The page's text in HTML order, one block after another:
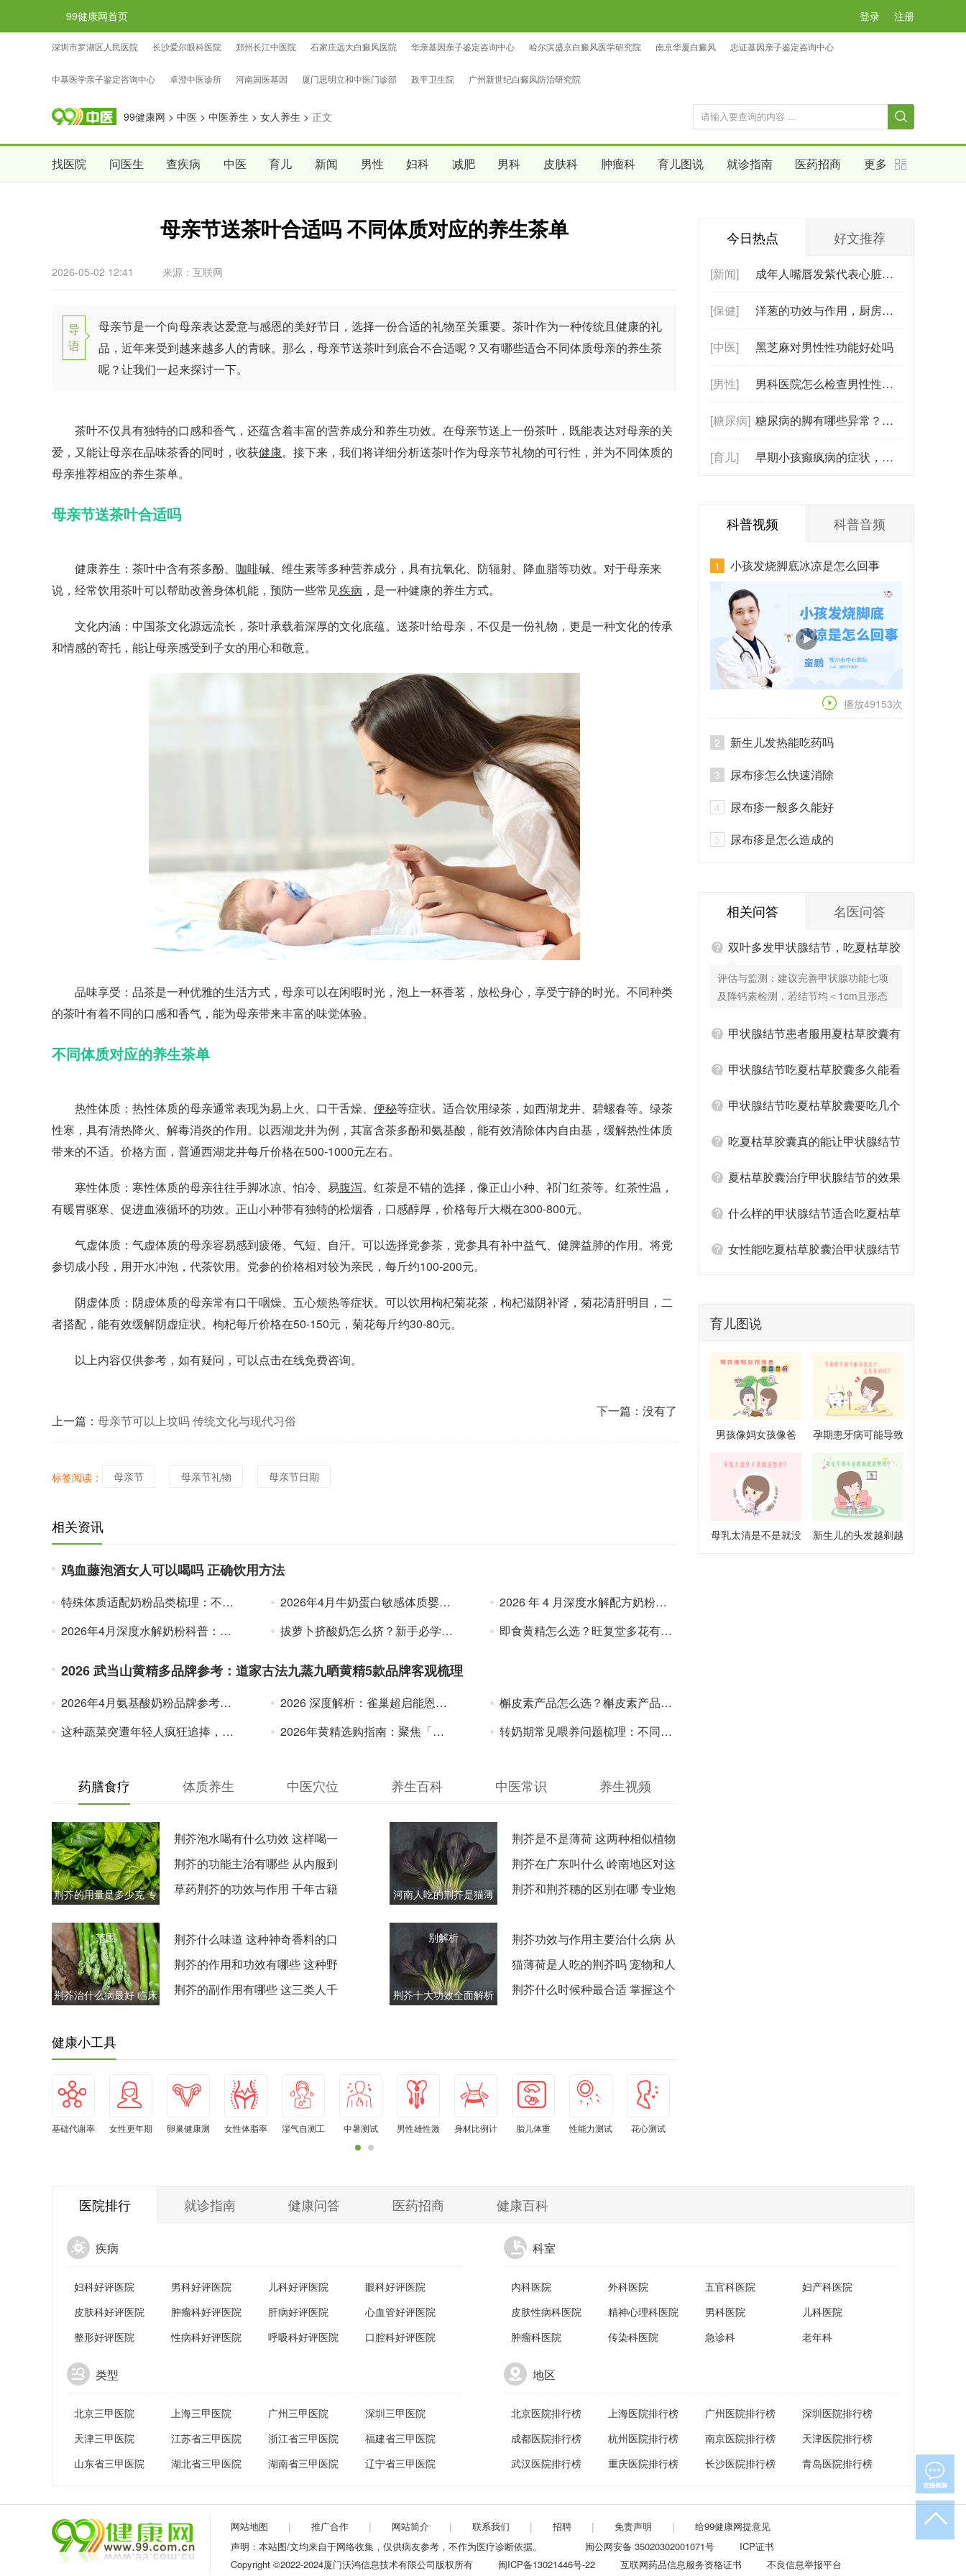
99健康网首页 登录 注册
深圳市罗湖区人民医院 长沙爱尔眼科医院 郑州长江中医院 石家庄远大白癜风医院 华亲基因亲子鉴定咨询中心 哈尔滨盛京白癜风医学研究院 南京华厦白癜风
忠证基因亲子鉴定咨询中心
中基医学亲子鉴定咨询中心
卓澄中医诊所 河南国医基因 厦门思明立和中医门诊部 政平卫生院 广州新世纪白癜风防治研究院
99健康网 > 中医 > 中医养生 > 女人养生 > 正文
找医院 问医生 查疾病 中医 育儿 新闻 男性 妇科 减肥 男科 皮肤科 肿瘤科 育儿图说 就诊指南 医药招商 更多
母亲节送茶叶合适吗 不同体质对应的养生茶单
2026-05-02 12:41 来源：互联网
导
语
母亲节是一个向母亲表达爱意与感恩的美好节日，选择一份合适的礼物至关重要。茶叶作为一种传统且健康的礼
品，近年来受到越来越多人的青睐。那么，母亲节送茶叶到底合不合适呢？又有哪些适合不同体质母亲的养生茶
呢？让我们一起来探讨一下。
茶叶不仅具有独特的口感和香气，还蕴含着丰富的营养成分和养生功效。在母亲节送上一份茶叶，既能表达对母亲的关
爱，又能让母亲在品味茶香的同时，收获健康。接下来，我们将详细分析送茶叶作为母亲节礼物的可行性，并为不同体质的
母亲推荐相应的养生茶单。
母亲节送茶叶合适吗
健康养生：茶叶中含有茶多酚、 咖啡碱、维生素等多种营养成分，具有抗氧化、防辐射、降血脂等功效。对于母亲来
说，经常饮用茶叶可以帮助改善身体机能，预防一些常见疾病 ，是一种健康的养生方式。
文化内涵：中国茶文化源远流长，茶叶承载着深厚的文化底蕴。送茶叶给母亲，不仅是一份礼物，更是一种文化的传承
和情感的寄托，能让母亲感受到子女的用心和敬意。
品味享受：品茶是一种优雅的生活方式，母亲可以在闲暇时光，泡上一杯香茗，放松身心，享受宁静的时光。不同种类
的茶叶有着不同的口感和香气，能为母亲带来丰富的味觉体验。
不同体质对应的养生茶单
热性体质：热性体质的母亲通常表现为易上火、口干舌燥、 便秘等症状。适合饮用绿茶，如西湖龙井、碧螺春等。绿茶
性寒，具有清热降火、解毒消炎的作用。以西湖龙井为例，其富含茶多酚和氨基酸，能有效清除体内自由基，缓解热性体质
带来的不适。价格方面，普通西湖龙井每斤价格在500-1000元左右。
寒性体质：寒性体质的母亲往往手脚冰凉、怕冷、易腹泻。红茶是不错的选择，像正山小种、祁门红茶等。红茶性温，
有暖胃驱寒、促进血液循环的功效。正山小种带有独特的松烟香，口感醇厚，价格每斤大概在300-800元。
气虚体质：气虚体质的母亲容易感到疲倦、气短、自汗。可以选择党参茶，党参具有补中益气、健脾益肺的作用。将党
参切成小段，用开水冲泡，代茶饮用。党参的价格相对较为亲民，每斤约100-200元。
阴虚体质：阴虚体质的母亲常有口干咽燥、五心烦热等症状。可以饮用枸杞菊花茶，枸杞滋阴补肾，菊花清肝明目，二
者搭配，能有效缓解阴虚症状。枸杞每斤价格在50-150元，菊花每斤约30-80元。
以上内容仅供参考，如有疑问，可以点击在线免费咨询。
上一篇： 母亲节可以上坟吗 传统文化与现代习俗
下一篇：没有了
标签阅读： 母亲节 母亲节礼物 母亲节日期
相关资讯
鸡血藤泡酒女人可以喝吗 正确饮用方法
特殊体质适配奶粉品类梳理：不同配方喂养特点客观参考 2026年4月牛奶蛋白敏感体质婴幼儿配方奶粉选购参考
2026 年 4 月深度水解配方奶粉选购参考：产品特点整理
2026年4月深度水解奶粉科普：牛奶蛋白过敏宝宝饮食管理信息参考
拔萝卜挤酸奶怎么挤？新手必学的3种正确手法 即食黄精怎么选？旺复堂多花有机即食黄精：日常养生食材参考
2026 武当山黄精多品牌参考：道家古法九蒸九晒黄精5款品牌客观梳理
2026年4月氨基酸奶粉品牌参考：牛奶蛋白敏感体质宝宝奶粉怎么选？ 2026 深度解析：雀巢超启能恩适度水解奶粉产品特点客观梳理
槲皮素产品怎么选？槲皮素产品参考：多配方适配不同需求人群
这种蔬菜突遭年轻人疯狂追捧，但需警惕“健康营销”背后的糖陷阱
2026年黄精选购指南：聚焦「九蒸九晒黄精选购要点」的科学参考 转奶期常见喂养问题梳理：不同体质奶粉挑选基础参考
药膳食疗 体质养生 中医穴位 养生百科 中医常识 养生视频
荆芥的用量是多少克 专
范围
荆芥泡水喝有什么功效 这样喝一
周改善五种身体问题
荆芥的功能主治有哪些 从内服到
外用的全面指南
草药荆芥的功效与作用 千年古籍
河南人吃的荆芥是猫薄
别解析
荆芥是不是薄荷 这两种相似植物
的六大区分特征
荆芥在广东叫什么 岭南地区对这
种香料的特别称谓
荆芥和荆芥穗的区别在哪 专业炮
荆芥治什么病最好 临床
效
荆芥什么味道 这种神奇香料的口
感竟有五个层次
荆芥的作用和功效有哪些 这种野
菜竟含九种活性成分
荆芥的副作用有哪些 这三类人千
荆芥十大功效全面解析
荆芥功效与作用主要治什么病 从
古籍到现代的全面验证
猫薄荷是人吃的荆芥吗 宠物和人
类食用品种大不同
荆芥什么时候种最合适 掌握这个
健康小工具
基础代谢率
女性更年期
卵巢健康测
女性体脂率
湿气自测工
中暑测试
男性雄性激
身材比例计
胎儿体重 性能力测试 花心测试
今日热点 好文推荐
[新闻] 成年人嘴唇发紫代表心脏不好？不一定！
[保健] 洋葱的功效与作用，厨房常见食材的养生奥秘
[中医] 黑芝麻对男性性功能好处吗
[男性] 男科医院怎么检查男性性功能？（涉及前列腺与激素水平检测）
[糖尿病] 糖尿病的脚有哪些异常？麻木、发凉、发黑，这些信号别忽视！
[育儿] 早期小孩癫疯病的症状，癫痫早期识别信号
科普视频 科普音频
1 小孩发烧脚底冰凉是怎么回事
播放49153次
2 新生儿发热能吃药吗
3 尿布疹怎么快速消除
4 尿布疹一般多久能好
5 尿布疹是怎么造成的
相关问答 名医问答
双叶多发甲状腺结节，吃夏枯草胶
囊有辅助效果吗？
评估与监测：建议完善甲状腺功能七项
及降钙素检测，若结节均＜1cm且形态
察，无需过度干预。 夏枯草胶囊的应用
怒、口苦、颈部灼热感），夏枯草胶囊
显示，夏枯草胶囊联合生活方式调整，
服用期间忌食辛辣油腻，疗程建议3个月
可与西药如硒酵母片（调节甲状腺免
者）配合使用，但需遵医嘱错开服药时
他散结类中成药叠加服用，以免药效冲
切勿依赖单一药物调理。
甲状腺结节患者服用夏枯草胶囊有
哪些禁忌
甲状腺结节吃夏枯草胶囊多久能看
到结节缩小
甲状腺结节吃夏枯草胶囊要吃几个
疗程吃夏枯草胶囊真的能让甲状腺结节
变小吗夏枯草胶囊治疗甲状腺结节的效果
怎么样什么样的甲状腺结节适合吃夏枯草
胶囊女性能吃夏枯草胶囊治甲状腺结节
育儿图说
男孩像妈女孩像爸
孕期患牙病可能导致
流产是真的吗
母乳太清是不是就没
新生儿的头发越剃越
医院排行 就诊指南 健康问答 医药招商 健康百科
疾病
妇科好评医院 男科好评医院 儿科好评医院
眼科好评医院
皮肤科好评医院
肿瘤科好评医院 肝病好评医院
心血管好评医院
整形好评医院
性病科好评医院 呼吸科好评医院 口腔科好评医院
科室
内科医院 外科医院 五官科医院
妇产科医院
皮肤性病科医院
精神心理科医院 男科医院
儿科医院
肿瘤科医院
传染科医院 急诊科 老年科
类型
北京三甲医院 上海三甲医院 广州三甲医院
深圳三甲医院
天津三甲医院
江苏省三甲医院 浙江省三甲医院
福建省三甲医院
山东省三甲医院
湖北省三甲医院 湖南省三甲医院 辽宁省三甲医院
地区
北京医院排行榜 上海医院排行榜 广州医院排行榜
深圳医院排行榜
成都医院排行榜
杭州医院排行榜 南京医院排行榜
天津医院排行榜
武汉医院排行榜
重庆医院排行榜 长沙医院排行榜 青岛医院排行榜
网站地图 | 推广合作 | 网站简介 | 联系我们 | 招聘 | 免责声明 |
给99健康网提意见
声明：本站图/文均来自于网络收集，仅供病友参考，不作为医疗诊断依据。
闽公网安备 35020302001071号
ICP证书
Copyright ©2022-2024厦门沃鸿信息技术有限公司版权所有
闽ICP备13021446号-22 互联网药品信息服务资格证书 不良信息举报平台